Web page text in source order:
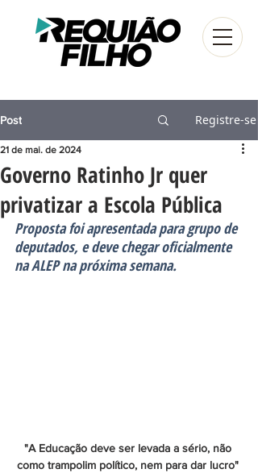
Post Registre-se
Governo Ratinho Jr quer
privatizar a Escola Pública
21 de mai. de 2024
Proposta foi apresentada para grupo de
deputados, e deve chegar oficialmente
na ALEP na próxima semana.
"A Educação deve ser levada a sério, não
como trampolim político, nem para dar lucro"